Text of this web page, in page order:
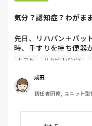
気分？認知症？わがま
先日、リハパン＋パッ
時、手すりを持ち便器
「立てない」と言われ
人が変わったようにス
す。私はその場で立て
ら立てるよ！と言わ
ッドから車椅子、車
リフト リハビリパンツ
成田
初任者研修, ユニット型